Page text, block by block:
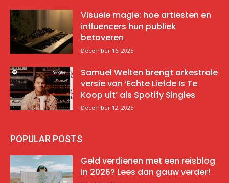
Visuele magie: hoe artiesten en
influencers hun publiek
betoveren
December 16, 2025
Samuel Welten brengt orkestrale
versie van ‘Echte Liefde Is Te
Koop uit’ als Spotify Singles
December 12, 2025
POPULAR POSTS
Geld verdienen met een reisblog
in 2026? Lees dan gauw verder!